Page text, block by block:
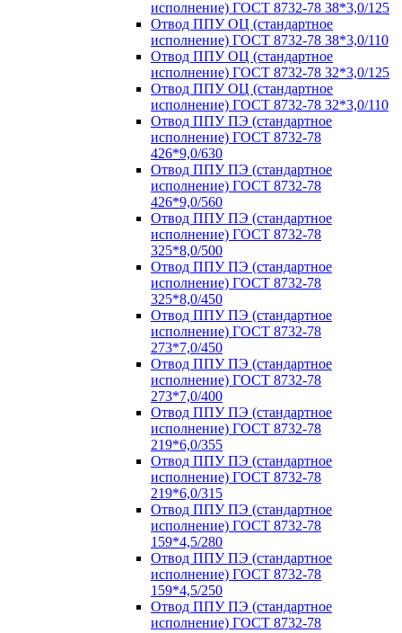
исполнение) ГОСТ 8732-78 38*3,0/125
Отвод ППУ ОЦ (стандартное
исполнение) ГОСТ 8732-78 38*3,0/110
Отвод ППУ ОЦ (стандартное
исполнение) ГОСТ 8732-78 32*3,0/125
Отвод ППУ ОЦ (стандартное
исполнение) ГОСТ 8732-78 32*3,0/110
Отвод ППУ ПЭ (стандартное
исполнение) ГОСТ 8732-78
426*9,0/630
Отвод ППУ ПЭ (стандартное
исполнение) ГОСТ 8732-78
426*9,0/560
Отвод ППУ ПЭ (стандартное
исполнение) ГОСТ 8732-78
325*8,0/500
Отвод ППУ ПЭ (стандартное
исполнение) ГОСТ 8732-78
325*8,0/450
Отвод ППУ ПЭ (стандартное
исполнение) ГОСТ 8732-78
273*7,0/450
Отвод ППУ ПЭ (стандартное
исполнение) ГОСТ 8732-78
273*7,0/400
Отвод ППУ ПЭ (стандартное
исполнение) ГОСТ 8732-78
219*6,0/355
Отвод ППУ ПЭ (стандартное
исполнение) ГОСТ 8732-78
219*6,0/315
Отвод ППУ ПЭ (стандартное
исполнение) ГОСТ 8732-78
159*4,5/280
Отвод ППУ ПЭ (стандартное
исполнение) ГОСТ 8732-78
159*4,5/250
Отвод ППУ ПЭ (стандартное
исполнение) ГОСТ 8732-78